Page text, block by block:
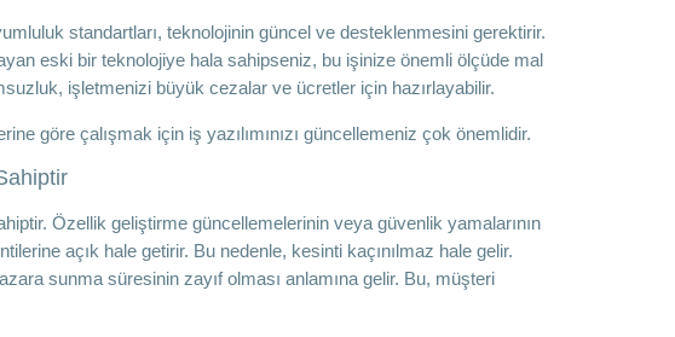
standartları, teknolojinin güncel ve desteklenmesini gerektirir.
eski bir teknolojiye hala sahipseniz, bu işinize önemli ölçüde mal
işletmenizi büyük cezalar ve ücretler için hazırlayabilir.
göre çalışmak için iş yazılımınızı güncellemeniz çok önemlidir.
Özellik geliştirme güncellemelerinin veya güvenlik yamalarının
açık hale getirir. Bu nedenle, kesinti kaçınılmaz hale gelir.
sunma süresinin zayıf olması anlamına gelir. Bu, müşteri